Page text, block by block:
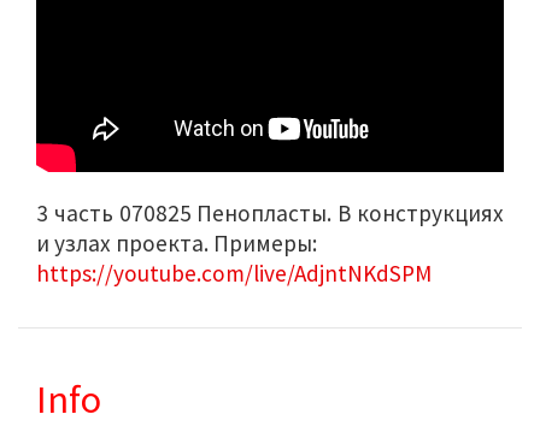
3 часть 070825 Пенопласты. В конструкциях
и узлах проекта. Примеры:
https://youtube.com/live/AdjntNKdSPM
Info